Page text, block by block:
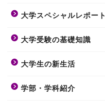
大学スペシャルレポート
大学受験の基礎知識
大学生の新生活
学部・学科紹介